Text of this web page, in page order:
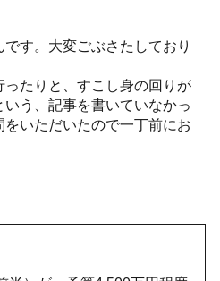
す。大変ごぶさたしており
たりと、すこし身の回りが
う、記事を書いていなかっ
いただいたので一丁前にお